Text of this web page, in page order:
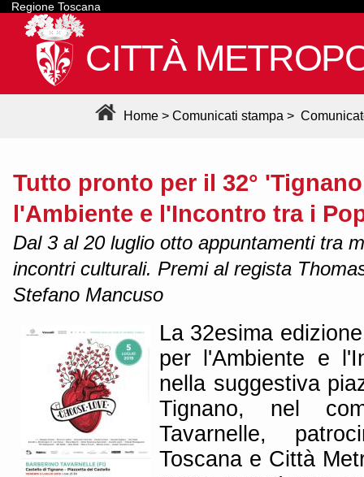
Regione Toscana
CITTÀ
Home > Comunicati stampa >
Tutto pronto per il 32°
l'Ambiente e l'Incontro tra i
Dal 3 al 20 luglio otto appuntamenti tra
incontri culturali. Premi al regista
Stefano Mancuso
La 32esima
per l'Ambiente e
nella suggestiva
Tignano, nel
Tavarnelle,
Toscana e Città